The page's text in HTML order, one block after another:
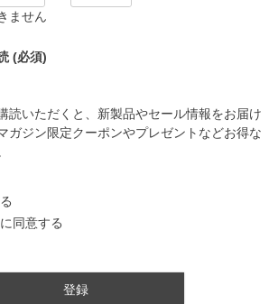
ません
(必須)
読いただくと、新製品やセール情報をお届け
ガジン限定クーポンやプレゼントなどお得な
に同意する
登録